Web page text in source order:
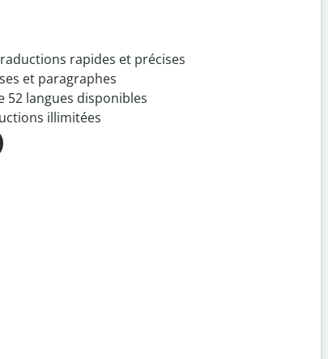
rapides et précises
et paragraphes
52 langues disponibles
illimitées